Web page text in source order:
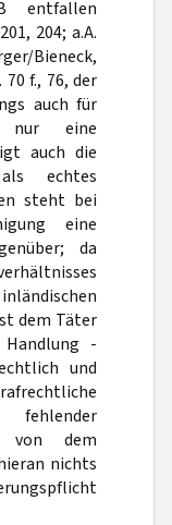
entfallen
204; a.A.
Bieneck,
f., 76, der
auch für
nur eine
auch die
echtes
steht bei
eine
da
dem Täter
-
und
von dem
nichts